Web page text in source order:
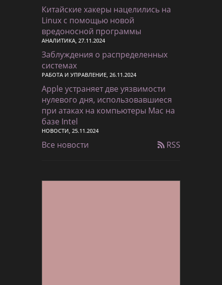
Китайские хакеры нацелились на
Linux с помощью новой
вредоносной программы
АНАЛИТИКА, 27.11.2024
Заблуждения о распределенных
системах
РАБОТА И УПРАВЛЕНИЕ, 26.11.2024
Apple устраняет две уязвимости
нулевого дня, использовавшиеся
при атаках на компьютеры Mac на
базе Intel
НОВОСТИ, 25.11.2024
Все новости RSS